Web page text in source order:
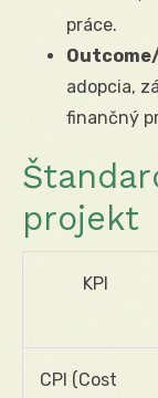
práce.
adopcia,
finančný
projekt
KPI
CPI (Cost